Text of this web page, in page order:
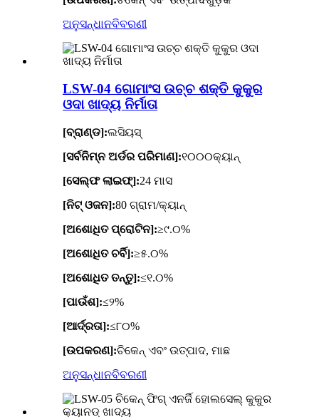
ଅନୁସନ୍ଧାନବିବରଣୀ
LSW-04 ଗୋମାଂସ ଉଚ୍ଚ ଶକ୍ତି କୁକୁର
ଓଦା ଖାଦ୍ୟ ନିର୍ମାତା
[ବ୍ରାଣ୍ଡ]:ଲସିୟସ୍
[ସର୍ବନିମ୍ନ ଅର୍ଡର ପରିମାଣ]:୧୦୦୦କ୍ୟାନ୍
[ସେଲ୍ଫ ଲାଇଫ୍]:24 ମାସ
[ନିଟ୍ ଓଜନ]:80 ଗ୍ରାମ/କ୍ୟାନ୍
[ଅଶୋଧିତ ପ୍ରୋଟିନ]:≥୯.୦%
[ଅଶୋଧିତ ଚର୍ବି]:≥୫.୦%
[ଅଶୋଧିତ ତନ୍ତୁ]:≤୧.୦%
[ପାଉଁଶ]:≤୨%
[ଆର୍ଦ୍ରତା]:≤୮୦%
[ଉପକରଣ]:ଚିକେନ୍ ଏବଂ ଉତ୍ପାଦ, ମାଛ
ଅନୁସନ୍ଧାନବିବରଣୀ